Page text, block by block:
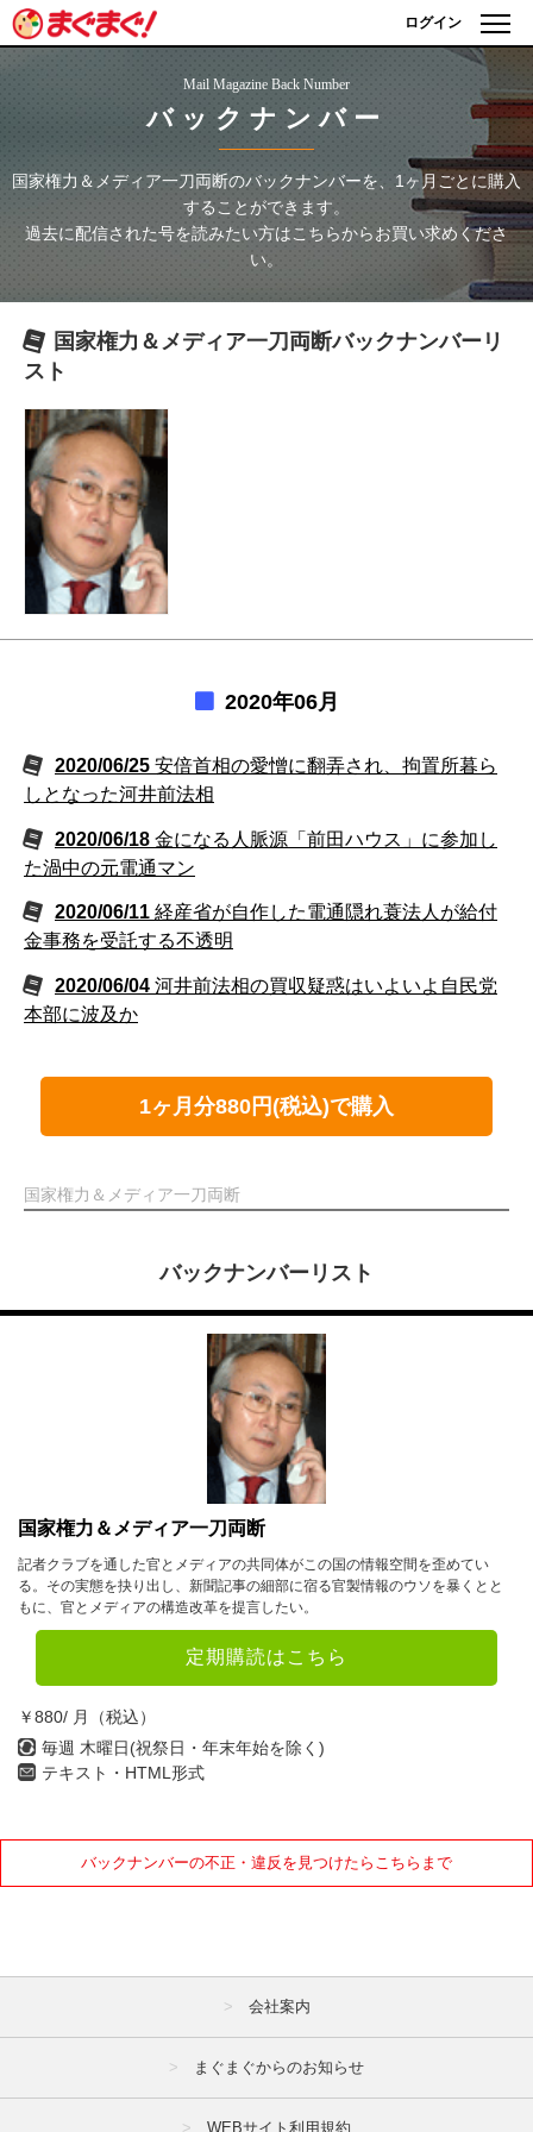
ログイン
Mail Magazine Back Number
バックナンバー
国家権力＆メディア一刀両断のバックナンバーを、1ヶ月ごとに購入
することができます。
過去に配信された号を読みたい方はこちらからお買い求めくださ
い。
国家権力＆メディア一刀両断バックナンバーリ
スト
2020年06月
2020/06/25 安倍首相の愛憎に翻弄され、拘置所暮ら
しとなった河井前法相
2020/06/18 金になる人脈源「前田ハウス」に参加し
た渦中の元電通マン
2020/06/11 経産省が自作した電通隠れ蓑法人が給付
金事務を受託する不透明
2020/06/04 河井前法相の買収疑惑はいよいよ自民党
本部に波及か
1ヶ月分880円(税込)で購入
国家権力＆メディア一刀両断
バックナンバーリスト
国家権力＆メディア一刀両断
記者クラブを通した官とメディアの共同体がこの国の情報空間を歪めてい
る。その実態を抉り出し、新聞記事の細部に宿る官製情報のウソを暴くとと
もに、官とメディアの構造改革を提言したい。
定期購読はこちら
￥880/ 月（税込）
毎週 木曜日(祝祭日・年末年始を除く)
テキスト・HTML形式
バックナンバーの不正・違反を見つけたらこちらまで
会社案内
まぐまぐからのお知らせ
WEBサイト利用規約